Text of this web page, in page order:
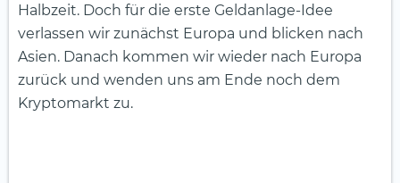
Halbzeit. Doch für die erste Geldanlage-Idee
verlassen wir zunächst Europa und blicken nach
Asien. Danach kommen wir wieder nach Europa
zurück und wenden uns am Ende noch dem
Kryptomarkt zu.